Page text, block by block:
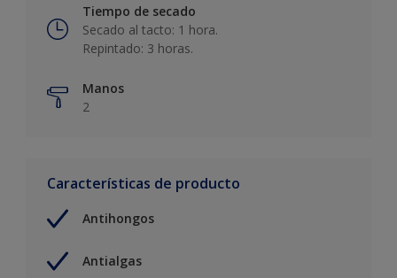
Tiempo de secado
Secado al tacto: 1 hora.
Repintado: 3 horas.
Manos
2
Características de producto
Antihongos
Antialgas